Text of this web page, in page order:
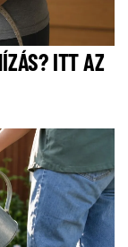
ITT AZ